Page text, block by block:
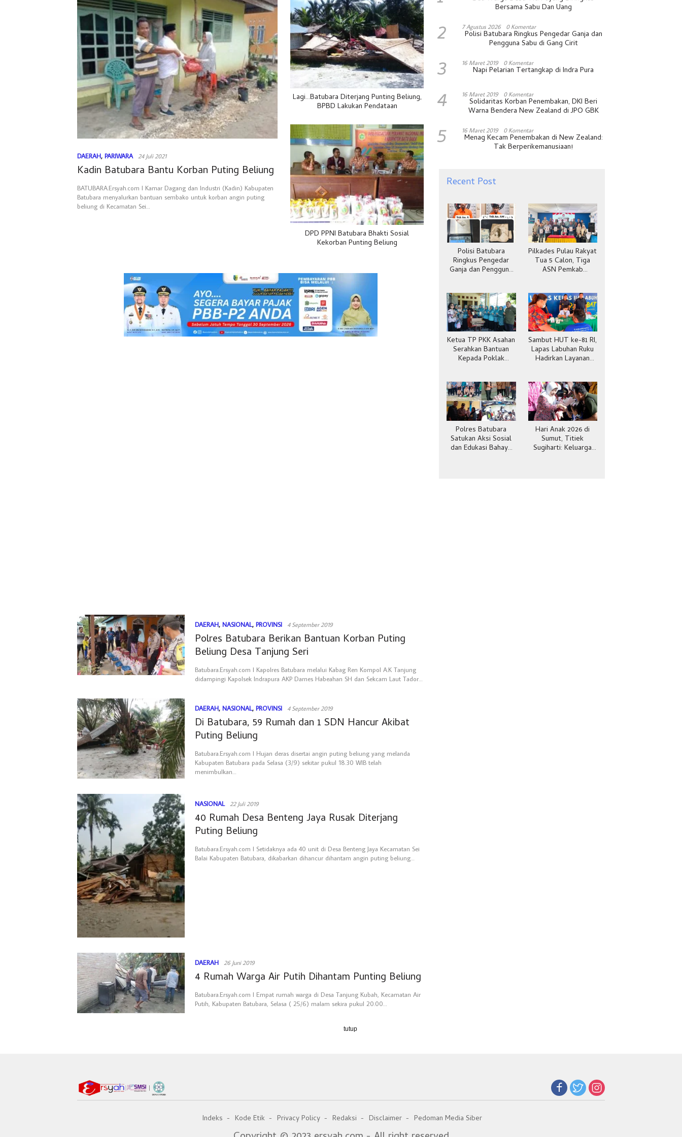
DAERAH, PARIWARA 24 Juli 2021
Kadin Batubara Bantu Korban Puting Beliung
BATUBARA.Ersyah.com l Kamar Dagang dan Industri (Kadin) Kabupaten
Batubara menyalurkan bantuan sembako untuk korban angin puting
beliung di Kecamatan Sei…
Lagi…Batubara Diterjang Punting Beliung,
BPBD Lakukan Pendataan
DPD PPNI Batubara Bhakti Sosial
Kekorban Punting Beliung
DAERAH, NASIONAL, PROVINSI 4 September 2019
Polres Batubara Berikan Bantuan Korban Puting
Beliung Desa Tanjung Seri
Batubara.Ersyah.com l Kapolres Batubara melalui Kabag Ren Kompol A.K Tanjung
didampingi Kapolsek Indrapura AKP Darnes Habeahan SH dan Sekcam Laut Tador…
DAERAH, NASIONAL, PROVINSI 4 September 2019
Di Batubara, 59 Rumah dan 1 SDN Hancur Akibat
Puting Beliung
Batubara.Ersyah.com l Hujan deras disertai angin puting beliung yang melanda
Kabupaten Batubara pada Selasa (3/9) sekitar pukul 18.30 WIB telah
menimbulkan…
NASIONAL 22 Juli 2019
40 Rumah Desa Benteng Jaya Rusak Diterjang
Puting Beliung
Batubara.Ersyah.com l Setidaknya ada 40 unit di Desa Benteng Jaya Kecamatan Sei
Balai Kabupaten Batubara, dikabarkan dihancur dihantam angin puting beliung…
DAERAH 26 Juni 2019
4 Rumah Warga Air Putih Dihantam Punting Beliung
Batubara.Ersyah.com l Empat rumah warga di Desa Tanjung Kubah, Kecamatan Air
Putih, Kabupaten Batubara, Selasa ( 25/6) malam sekira pukul 20.00…
Bersama Sabu Dan Uang
2 7 Agustus 2026 0 Komentar
Polisi Batubara Ringkus Pengedar Ganja dan
Pengguna Sabu di Gang Cirit
3 16 Maret 2019 0 Komentar
Napi Pelarian Tertangkap di Indra Pura
4 16 Maret 2019 0 Komentar
Solidaritas Korban Penembakan, DKI Beri
Warna Bendera New Zealand di JPO GBK
5 16 Maret 2019 0 Komentar
Menag Kecam Penembakan di New Zealand:
Tak Berperikemanusiaan!
Recent Post
Polisi Batubara
Ringkus Pengedar
Ganja dan Pengguna
Pilkades Pulau Rakyat
Tua 5 Calon, Tiga
ASN Pemkab
Ketua TP PKK Asahan
Serahkan Bantuan
Kepada Poklak
Sambut HUT ke-81 RI,
Lapas Labuhan Ruku
Hadirkan Layanan
Polres Batubara
Satukan Aksi Sosial
dan Edukasi Bahaya
Hari Anak 2026 di
Sumut, Titiek
Sugiharti: Keluarga
Indeks Kode Etik Privacy Policy Redaksi Disclaimer Pedoman Media Siber
tutup